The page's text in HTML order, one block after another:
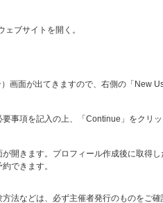
ェブサイトを開く。
画面が出てきますので、右側の「New
事項を記入の上、「Continue」をクリッ
が開きます。プロフィール作成後に取得
できます。
法などは、必ず主催者発行のものをご